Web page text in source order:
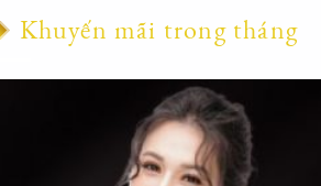
Khuyến mãi trong tháng